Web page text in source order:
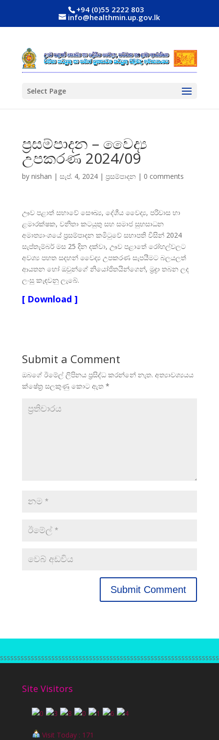
+94 (0)55 2222 803
info@healthmin.up.gov.lk
Select Page
ප්‍රසම්පාදන – වෛද්‍ය
උපකරණ 2024/09
by nishan | සැප්. 4, 2024| ප්‍රසම්පාදන| 0 comments
ඌව පළාත් සභාවේ සෞඛ්‍ය, දේශීය වෛද්‍ය, පරිවාස හා
ළමාරක්ෂක, වනිතා කටයුතු සහ සමාජ සුභසාධන
අමාත්‍යාංශ‍යේ ප්‍රසම්පාදන කමිටුවේ සභාපති විසින් 2024
සැප්තැම්බර් මස 25 දින දක්වා, ඌව පළාතේ රෝහල්වලට
අවශ්‍ය පහත සදහන් වෛද්‍ය උපකරණ සැපයීමට බලයලත්
ආයතන හෝ ඔවුන්ගේ නියෝජිතයින්ගෙන්, ම්‍රද්‍රා තබන ලද
ලංසු කැඳවනු ලැබේ.
[ Download ]
Submit a Comment
ඔබගේ ඊමේල් ලිපිනය ප්‍රසිද්ධ කරන්නේ නැත. අත්‍යාවශ්‍යයය
ක්ෂේත්‍ර සලකුණු කොට ඇත *
Site Visitors
Visit Today : 171